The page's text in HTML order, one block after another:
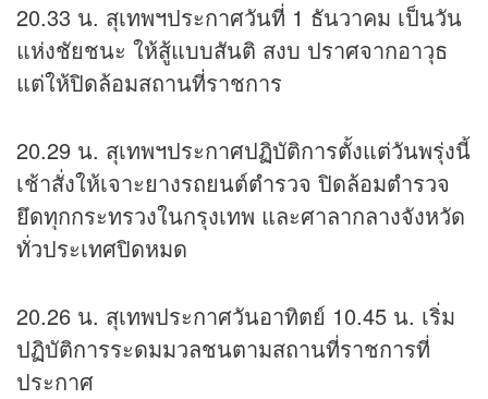
20.33 น. สุเทพฯประกาศวันที่ 1 ธันวาคม เป็นวัน
แห่งชัยชนะ ให้สู้แบบสันติ สงบ ปราศจากอาวุธ
แต่ให้ปิดล้อมสถานที่ราชการ
20.29 น. สุเทพฯประกาศปฏิบัติการตั้งแต่วันพรุ่งนี้
เช้าสั่งให้เจาะยางรถยนต์ตำรวจ ปิดล้อมตำรวจ
ยึดทุกกระทรวงในกรุงเทพ และศาลากลางจังหวัด
ทั่วประเทศปิดหมด
20.26 น. สุเทพประกาศวันอาทิตย์ 10.45 น. เริ่ม
ปฏิบัติการระดมมวลชนตามสถานที่ราชการที่
ประกาศ